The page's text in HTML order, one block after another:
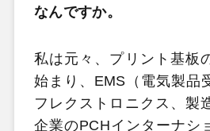
なんですか。
私は元々、プリント基板
始まり、EMS（電気製品
フレクストロニクス、製
企業のPCHインターナシ